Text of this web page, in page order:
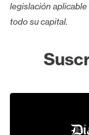
legislación
todo su capital.